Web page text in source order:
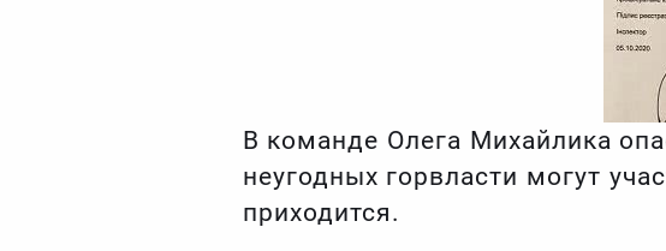
В команде Олега Михайлика
неугодных горвласти могут
приходится.